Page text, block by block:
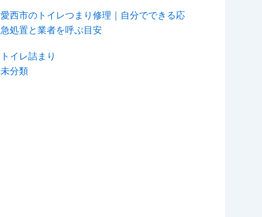
愛西市のトイレつまり修理｜自分でできる応
急処置と業者を呼ぶ目安
トイレ詰まり
未分類